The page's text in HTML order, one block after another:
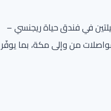
ليلتين في فندق حياة ريجنسي –
من وإلى مكة، بما يوفّر